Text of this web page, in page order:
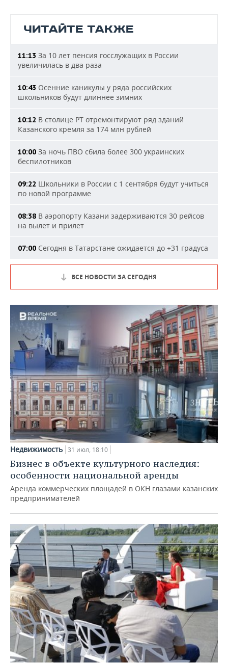
ЧИТАЙТЕ ТАКЖЕ
11:13 За 10 лет пенсия госслужащих в России
увеличилась в два раза
10:43 Осенние каникулы у ряда российских
школьников будут длиннее зимних
10:12 В столице РТ отремонтируют ряд зданий
Казанского кремля за 174 млн рублей
10:00 За ночь ПВО сбила более 300 украинских
беспилотников
09:22 Школьники в России с 1 сентября будут учиться
по новой программе
08:38 В аэропорту Казани задерживаются 30 рейсов
на вылет и прилет
07:00 Сегодня в Татарстане ожидается до +31 градуса
ВСЕ НОВОСТИ ЗА СЕГОДНЯ
Недвижимость 31 июл, 18:10
Бизнес в объекте культурного наследия:
особенности национальной аренды
Аренда коммерческих площадей в ОКН глазами казанских
предпринимателей